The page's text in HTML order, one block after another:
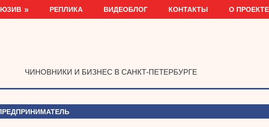
РЕПЛИКА ВИДЕОБЛОГ КОНТАКТЫ О ПРОЕКТЕ
ЧИНОВНИКИ И БИЗНЕС В САНКТ-ПЕТЕРБУРГЕ